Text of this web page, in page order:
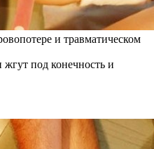
жгут под конечность и